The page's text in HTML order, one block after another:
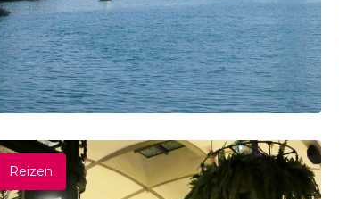
Reizen